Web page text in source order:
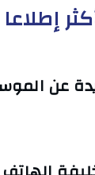
إطلاعا
عن